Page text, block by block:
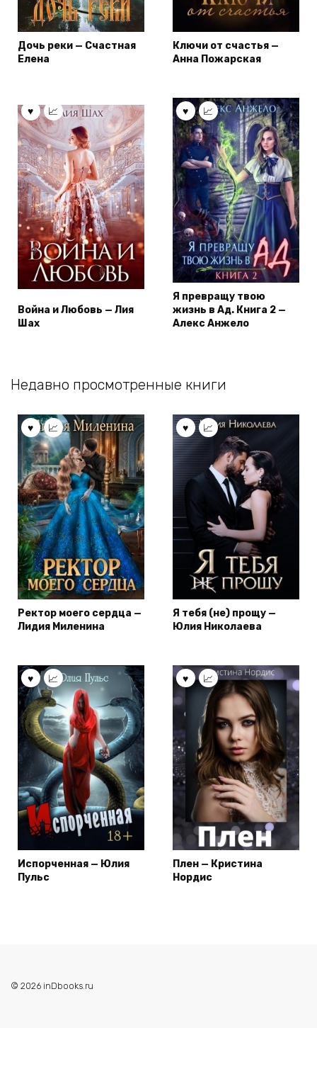
Дочь реки — Счастная
Елена
Ключи от счастья —
Анна Пожарская
Война и Любовь — Лия
Шах
Я превращу твою
жизнь в Ад. Книга 2 —
Алекс Анжело
Недавно просмотренные книги
Ректор моего сердца —
Лидия Миленина
Я тебя (не) прощу —
Юлия Николаева
Испорченная — Юлия
Пульс
Плен — Кристина
Нордис
© 2026 inDbooks.ru